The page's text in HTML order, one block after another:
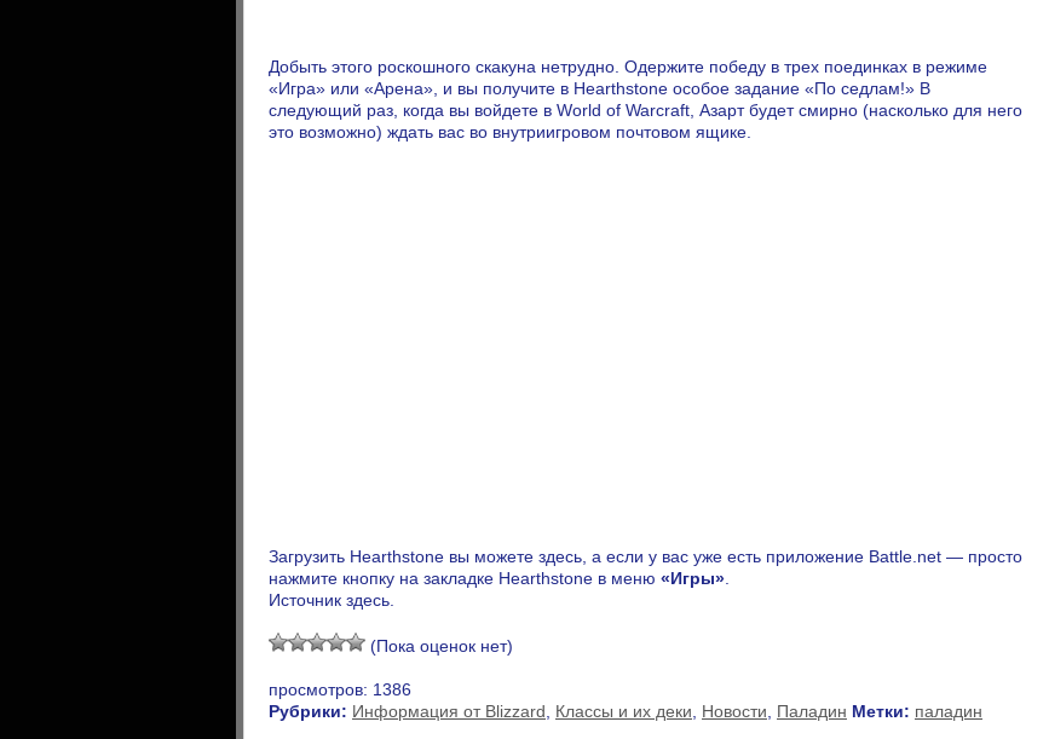
Добыть этого роскошного скакуна нетрудно. Одержите победу в трех поединках в режиме
«Игра» или «Арена», и вы получите в Hearthstone особое задание «По седлам!» В
следующий раз, когда вы войдете в World of Warcraft, Азарт будет смирно (насколько для него
это возможно) ждать вас во внутриигровом почтовом ящике.
Загрузить Hearthstone вы можете здесь, а если у вас уже есть приложение Battle.net — просто
нажмите кнопку на закладке Hearthstone в меню «Игры»
Источник здесь.
(Пока оценок нет)
просмотров: 1386
Рубрики: Информация от Blizzard Классы и их деки Новости Паладин Метки: паладин